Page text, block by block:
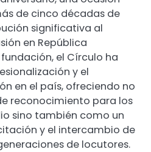
de cinco décadas de
significativa al
en República
el Círculo ha
y el
en el país, ofreciendo no
reconocimiento para los
sino también como un
y el intercambio de
de locutores.